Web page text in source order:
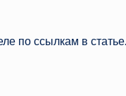
по ссылкам в статье.